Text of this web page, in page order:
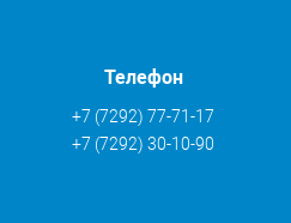
Телефон
+7 (7292) 77-71-17
+7 (7292) 30-10-90